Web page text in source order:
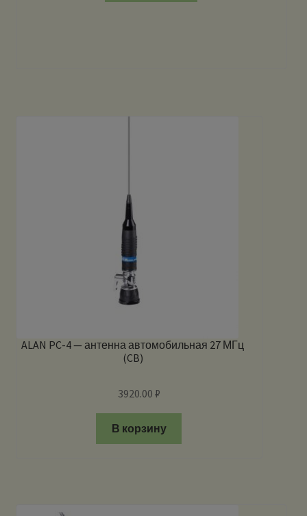
ALAN PC-4 — антенна автомобильная 27 МГц
(CB)
3920.00 ₽
В корзину